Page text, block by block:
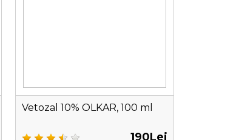
Vetozal 10% OLKAR, 100 ml
190Lei